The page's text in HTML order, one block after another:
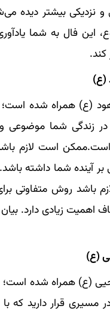
و نزدیکی بیشتر دیده
این فال به شما
(ع)
(ع) همراه شده است؛
شما موضوعی
است لازم
بر آینده شما داشته
روش متفاوتی
زیادی دارد. بیان
(ع)
(ع) همراه شده است؛
قرار دارید که